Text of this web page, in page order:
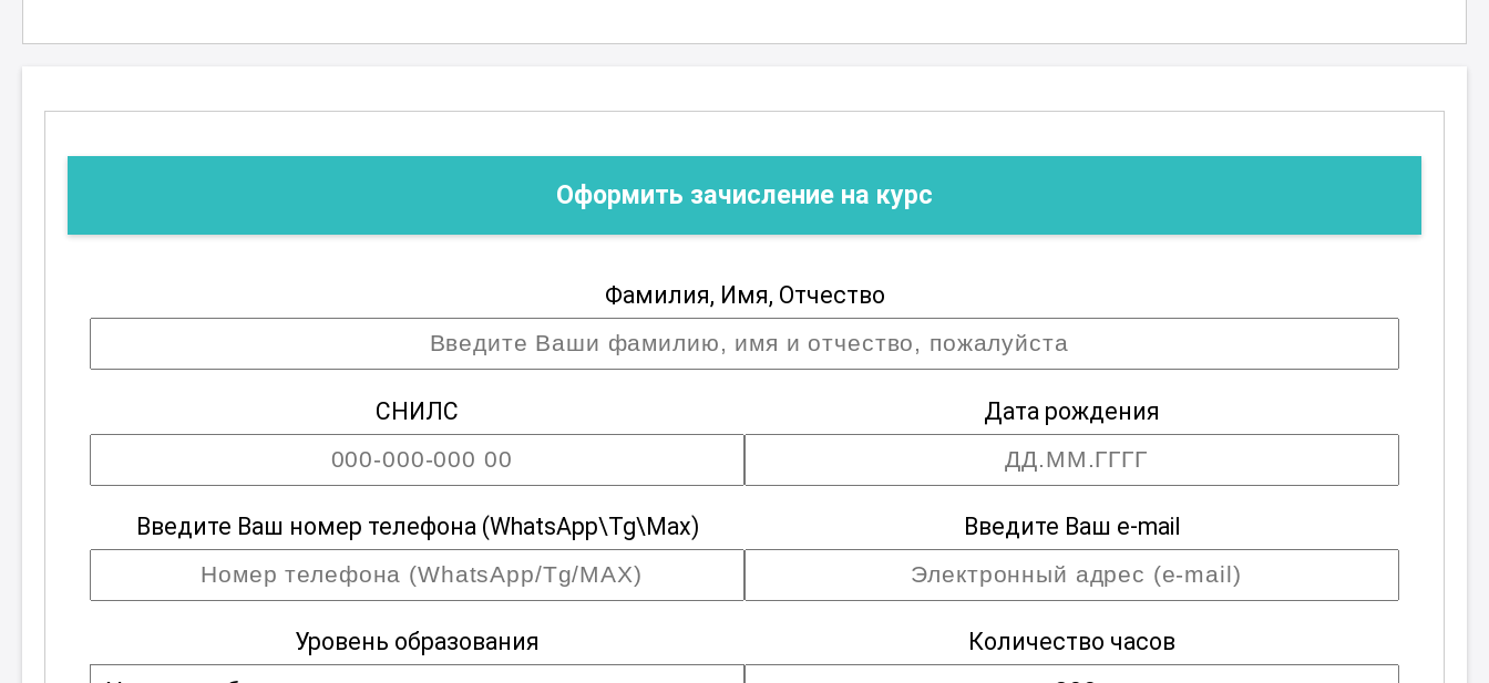
Оформить зачисление на курс
Фамилия, Имя, Отчество
СНИЛС Дата рождения
Введите Ваш номер телефона (WhatsApp\Tg\Max) Введите Ваш e-mail
Уровень образования Количество часов